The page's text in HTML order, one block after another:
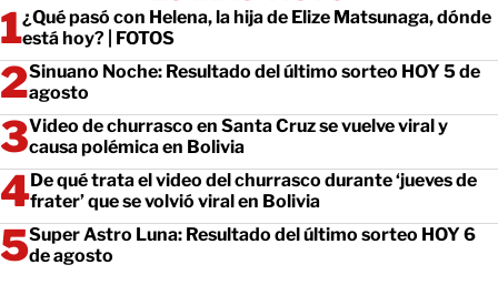
¿Qué pasó con Helena, la hija de Elize Matsunaga, dónde
está hoy? | FOTOS
Sinuano Noche: Resultado del último sorteo HOY 5 de
agosto
Video de churrasco en Santa Cruz se vuelve viral y
causa polémica en Bolivia
De qué trata el video del churrasco durante ‘jueves de
frater’ que se volvió viral en Bolivia
Super Astro Luna: Resultado del último sorteo HOY 6
de agosto